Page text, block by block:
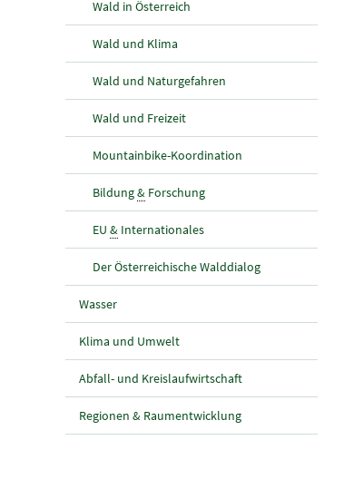
Wald in Österreich
Wald und Klima
Wald und Naturgefahren
Wald und Freizeit
Mountainbike-Koordination
Bildung& Forschung
EU & Internationales
Der Österreichische Walddialog
Wasser
Klima und Umwelt
Abfall- und Kreislaufwirtschaft
Regionen & Raumentwicklung